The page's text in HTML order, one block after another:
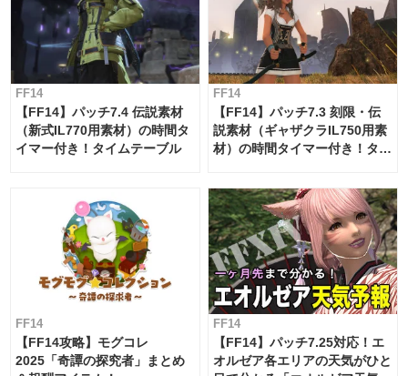
FF14
【FF14】パッチ7.4 伝説素材
（新式IL770用素材）の時間タ
イマー付き！タイムテーブル
FF14
【FF14】パッチ7.3 刻限・伝
説素材（ギャザクラIL750用素
材）の時間タイマー付き！タイ
FF14
【FF14攻略】モグコレ
2025「奇譚の探究者」まとめ
FF14
【FF14】パッチ7.25対応！エ
オルゼア各エリアの天気がひと